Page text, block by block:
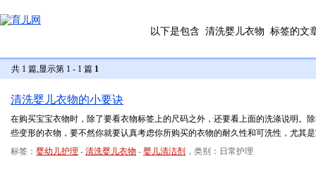
以下是包含 清洗婴儿衣物 标签的文
共 1 篇,显示第 1 - 1 篇 1
清洗婴儿衣物的小要诀
在购买宝宝衣物时，除了要看衣物标签上的尺码之外，还要看上面的洗涤说明。
些变形的衣物，要不然你就要认真考虑你所购买的衣物的耐久性和可洗性，尤其
标签： 婴幼儿护理 - 清洗婴儿衣物 - 婴儿清洁剂 ，类别：日常护理